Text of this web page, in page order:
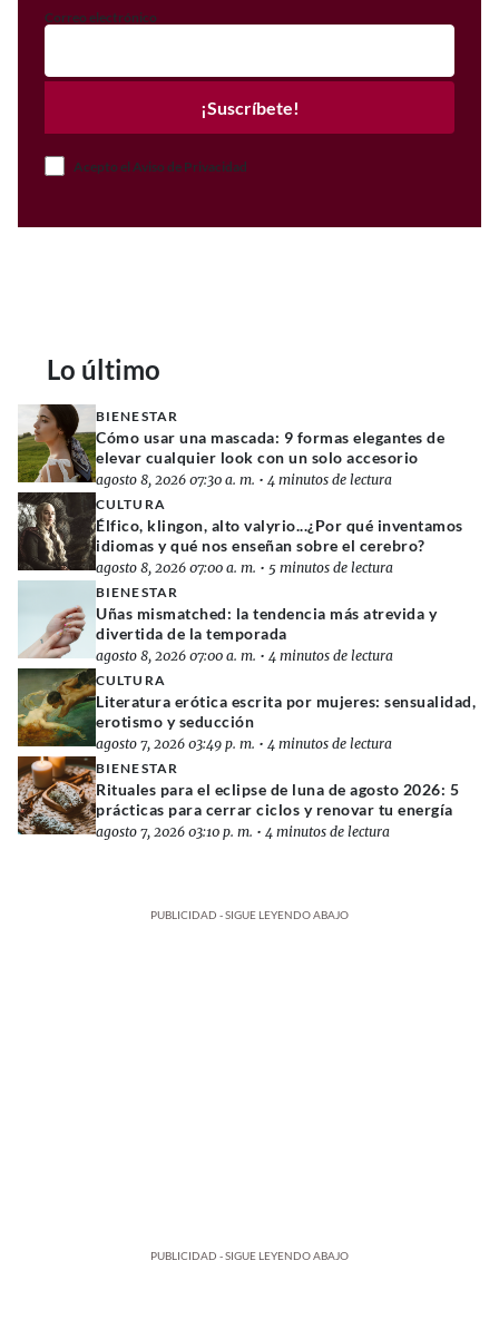
Correo electrónico
¡Suscríbete!
Acepto el Aviso de Privacidad
Lo último
BIENESTAR
Cómo usar una mascada: 9 formas elegantes de
elevar cualquier look con un solo accesorio
agosto 8, 2026 07:30 a. m. • 4 minutos de lectura
CULTURA
Élfico, klingon, alto valyrio...¿Por qué inventamos
idiomas y qué nos enseñan sobre el cerebro?
agosto 8, 2026 07:00 a. m. • 5 minutos de lectura
BIENESTAR
Uñas mismatched: la tendencia más atrevida y
divertida de la temporada
agosto 8, 2026 07:00 a. m. • 4 minutos de lectura
CULTURA
Literatura erótica escrita por mujeres: sensualidad,
erotismo y seducción
agosto 7, 2026 03:49 p. m. • 4 minutos de lectura
BIENESTAR
Rituales para el eclipse de luna de agosto 2026: 5
prácticas para cerrar ciclos y renovar tu energía
agosto 7, 2026 03:10 p. m. • 4 minutos de lectura
PUBLICIDAD - SIGUE LEYENDO ABAJO
PUBLICIDAD - SIGUE LEYENDO ABAJO